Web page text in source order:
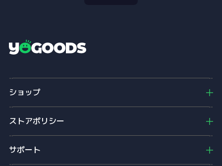
g
oショップ
ストアポリシー
サポート